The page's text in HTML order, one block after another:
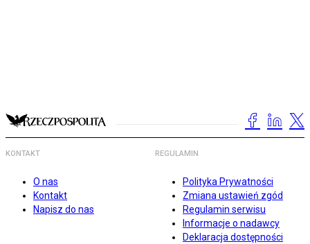
KONTAKT
O nas
Kontakt
Napisz do nas
REGULAMIN
Polityka Prywatności
Zmiana ustawień zgód
Regulamin serwisu
Informacje o nadawcy
Deklaracja dostępności